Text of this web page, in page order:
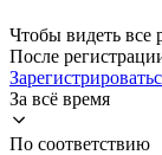
Чтобы видеть все
После
За всё время
По соответствию